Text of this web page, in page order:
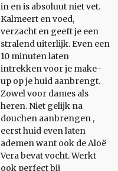
in en is absoluut niet vet.
Kalmeert en voed,
verzacht en geeft je een
stralend uiterlijk. Even een
10 minuten laten
intrekken voor je make-
up op je huid aanbrengt.
Zowel voor dames als
heren. Niet gelijk na
douchen aanbrengen ,
eerst huid even laten
ademen want ook de Aloë
Vera bevat vocht. Werkt
ook perfect bij